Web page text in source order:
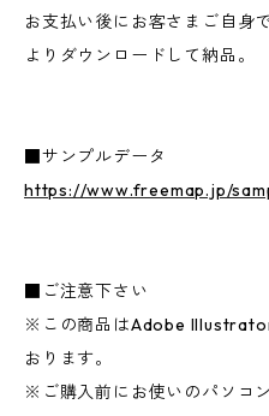
お支払い後にお客さまご自身
よりダウンロードして納品。
■サンプルデータ
https://www.freemap.jp/
■ご注意下さい
※この商品はAdobe
おります。
※ご購入前にお使いのパソコ